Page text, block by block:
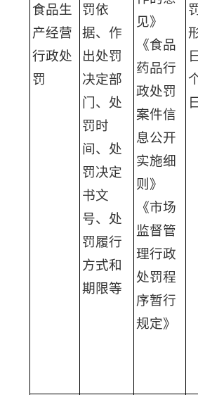
食品生
产经营
行政处
罚
罚依
据、作
出处罚
决定部
门、处
罚时
间、处
罚决定
书文
号、处
罚履行
方式和
期限等
见》
《食品
药品行
政处罚
案件信
息公开
实施细
则》
《市场
监督管
理行政
处罚程
序暂行
规定》